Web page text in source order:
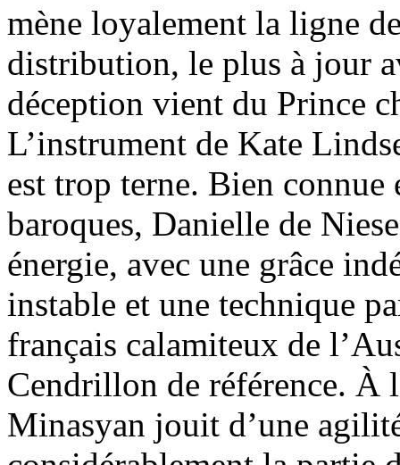
mène loyalement la ligne
distribution, le plus à jour
déception vient du Prince
L’instrument de Kate
est trop terne. Bien connue
baroques, Danielle de
énergie, avec une grâce
instable et une technique
français calamiteux de
Cendrillon de référence. À
Minasyan jouit d’une